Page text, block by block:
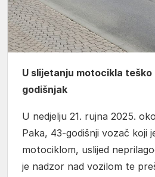
U slijetanju motocikla
godišnjak
U nedjelju 21. rujna 2025.
Paka, 43-godišnji vozač koji
motociklom, uslijed
je nadzor nad vozilom te